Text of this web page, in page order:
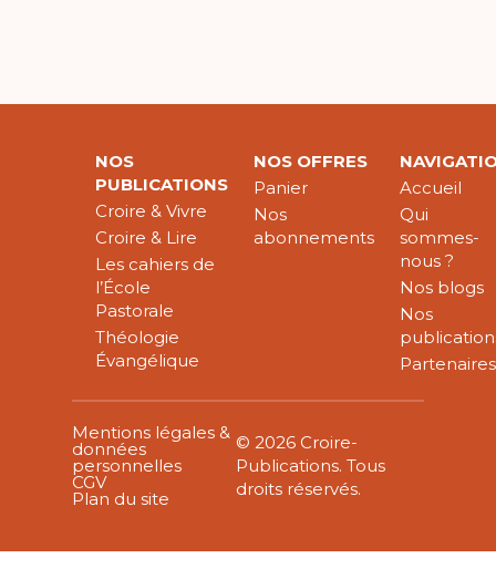
NOS
PUBLICATIONS
Croire & Vivre
Croire & Lire
Les cahiers de
l’École
Pastorale
Théologie
Évangélique
NOS OFFRES
Panier
Nos
abonnements
Accueil
Qui
sommes-
nous ?
Nos blogs
Nos
Partenaires
Mentions légales &
données
personnelles
CGV
Plan du site
© 2026 Croire-
Publications. Tous
droits réservés.